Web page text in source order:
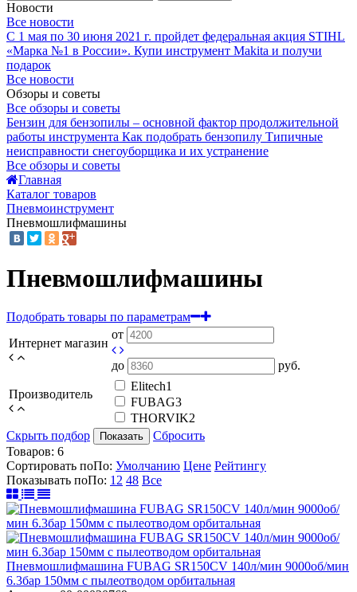
Новости
Все новости
С 1 мая по 30 июня 2021 г. пройдет федеральная акция STIHL
«Марка №1 в России». Купи инструмент Makita и получи
подарок
Все новости
Обзоры и советы
Все обзоры и советы
Бензин для бензопилы – основной фактор продолжительной
работы инструмента Как подобрать бензопилу Типичные
неисправности снегоуборщика и их устранение
Все обзоры и советы
Главная
Каталог товаров
Пневмоинструмент
Пневмошлифмашины
Пневмошлифмашины
Подобрать товары по параметрам
Интернет магазин
от
до руб.
Производитель
Elitech1
FUBAG3
THORVIK2
Скрыть подбор
Показать
Сбросить
Товаров: 6
Сортировать поПо: Умолчанию Цене Рейтингу
Показывать поПо: 12 48 Все
Пневмошлифмашина FUBAG SR150CV 140л/мин 9000об/мин
6.3бар 150мм c пылеотводом орбитальная